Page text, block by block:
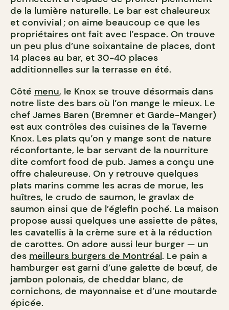
de la lumière naturelle. Le bar est chaleureux
et convivial ; on aime beaucoup ce que les
propriétaires ont fait avec l’espace. On trouve
un peu plus d’une soixantaine de places, dont
14 places au bar, et 30-40 places
additionnelles sur la terrasse en été.
Côté menu, le Knox se trouve désormais dans
notre liste des bars où l’on mange le mieux. Le
chef James Baren (Bremner et Garde-Manger)
est aux contrôles des cuisines de la Taverne
Knox. Les plats qu’on y mange sont de nature
réconfortante, le bar servant de la nourriture
dite comfort food de pub. James a conçu une
offre chaleureuse. On y retrouve quelques
plats marins comme les acras de morue, les
huîtres, le crudo de saumon, le gravlax de
saumon ainsi que de l’églefin poché. La maison
propose aussi quelques une assiette de pâtes,
les cavatellis à la crème sure et à la réduction
de carottes. On adore aussi leur burger — un
des meilleurs burgers de Montréal. Le pain a
hamburger est garni d’une galette de bœuf, de
jambon polonais, de cheddar blanc, de
cornichons, de mayonnaise et d’une moutarde
épicée.